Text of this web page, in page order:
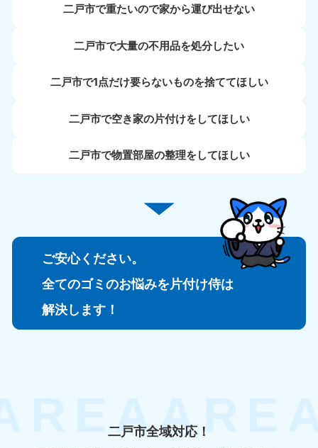
二戸市で重たいので家から運び出せない
二戸市で大量の不用品を処分したい
二戸市で1点だけ要らないものを捨ててほしい
二戸市で空き家の片付けをしてほしい
二戸市で物置部屋の整理をしてほしい
ご安心ください。
全てのゴミのお悩みを片付け侍は
解決します！
二戸市全域対応！